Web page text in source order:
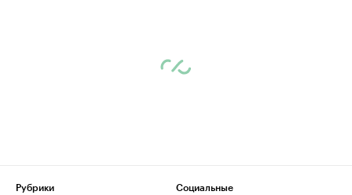
Рубрики
Социальные